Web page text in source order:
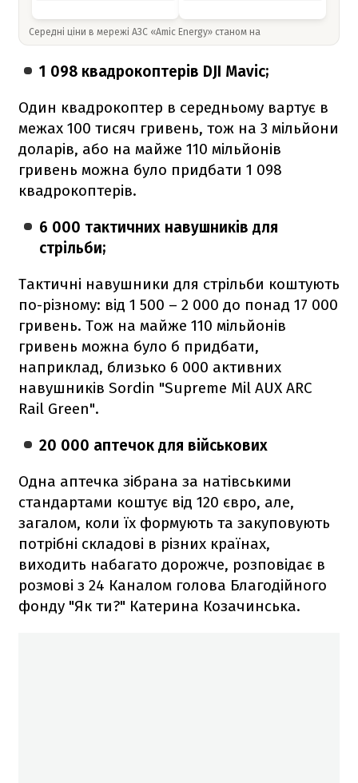
Середні ціни в мережі АЗС «Amic Energy» станом на
1 098 квадрокоптерів DJI Mavic;
Один квадрокоптер в середньому вартує в
межах 100 тисяч гривень, тож на 3 мільйони
доларів, або на майже 110 мільйонів
гривень можна було придбати 1 098
квадрокоптерів.
6 000 тактичних навушників для
стрільби;
Тактичні навушники для стрільби коштують
по-різному: від 1 500 – 2 000 до понад 17 000
гривень. Тож на майже 110 мільйонів
гривень можна було б придбати,
наприклад, близько 6 000 активних
навушників Sordin "Supreme Mil AUX ARC
Rail Green".
20 000 аптечок для військових
Одна аптечка зібрана за натівськими
стандартами коштує від 120 євро, але,
загалом, коли їх формують та закуповують
потрібні складові в різних країнах,
виходить набагато дорожче, розповідає в
розмові з 24 Каналом голова Благодійного
фонду "Як ти?" Катерина Козачинська.